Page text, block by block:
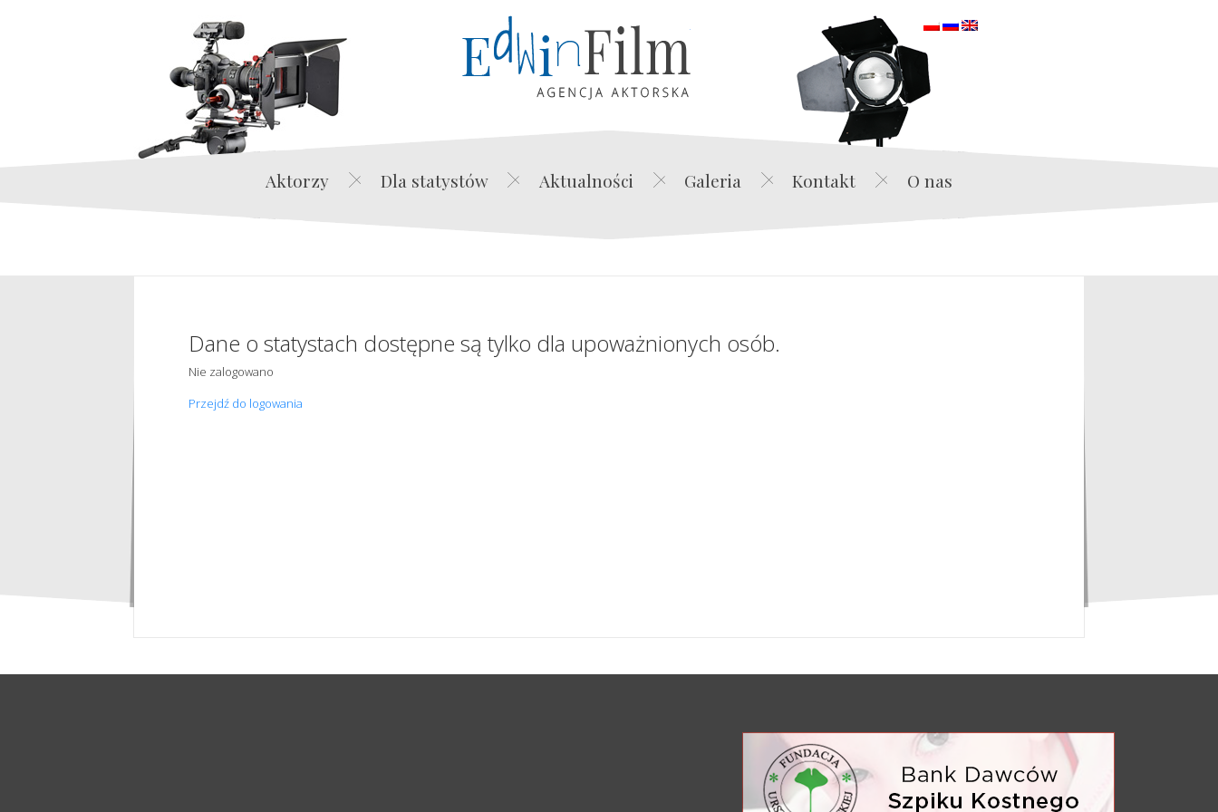
Edwin Film Agencja Aktorska
Aktorzy Dla statystów Aktualności Galeria Kontakt O nas
Dane o statystach dostępne są tylko dla upoważnionych osób.
Nie zalogowano
Przejdź do logowania